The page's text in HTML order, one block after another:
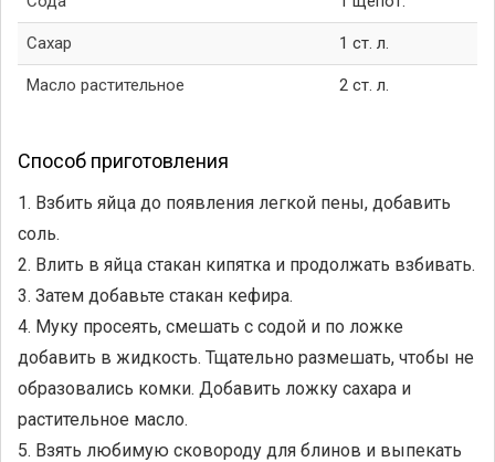
Сахар 1 ст. л.
Масло растительное 2 ст. л.
Способ приготовления
1. Взбить яйца до появления легкой пены, добавить
соль.
2. Влить в яйца стакан кипятка и продолжать взбивать.
3. Затем добавьте стакан кефира.
4. Муку просеять, смешать с содой и по ложке
добавить в жидкость. Тщательно размешать, чтобы не
образовались комки. Добавить ложку сахара и
растительное масло.
5. Взять любимую сковороду для блинов и выпекать